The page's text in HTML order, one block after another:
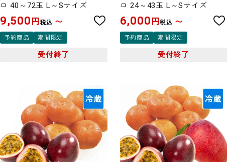
ロ 40～72玉 L～Sサイズ
9,500 円 税込 〜
予約商品 期間限定
受付終了
ロ 24～43玉 L～Sサイズ
6,000 円税込 〜
予約商品 期間限定
受付終了